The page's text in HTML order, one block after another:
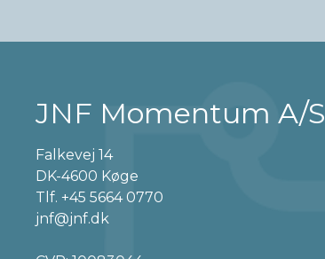
JNF Momentum A/S
Falkevej 14
DK-4600 Køge
Tlf. +45 5664 0770
jnf@jnf.dk